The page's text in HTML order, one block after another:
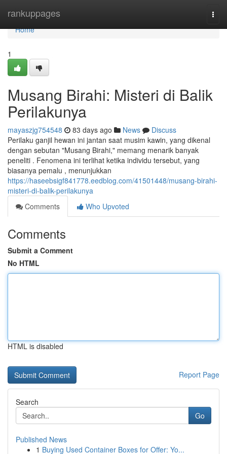
rankuppages
Home
Home
1
Musang Birahi: Misteri di Balik
Perilakunya
mayaszjg754548 83 days ago News
Discuss
Perilaku ganjil hewan ini jantan saat musim kawin, yang dikenal
dengan sebutan "Musang Birahi," memang menarik banyak
peneliti . Fenomena ini terlihat ketika individu tersebut, yang
biasanya pemalu , menunjukkan
https://haseebsigf841778.eedblog.com/41501448/musang-birahi-
misteri-di-balik-perilakunya
Comments
Who Upvoted
Comments
Submit a Comment
No HTML
HTML is disabled
Report Page
Search
Go
Published News
1 Buying Used Container Boxes for Offer: Yo...